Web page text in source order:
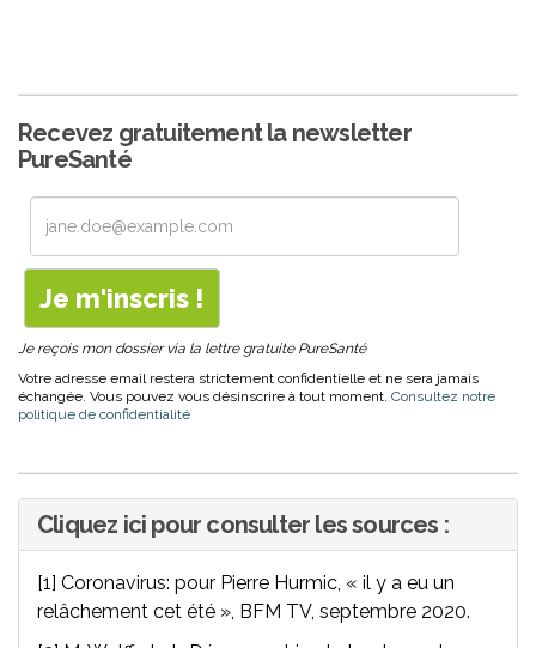
Recevez gratuitement la newsletter
PureSanté
Je reçois mon dossier via la lettre gratuite PureSanté
Votre adresse email restera strictement confidentielle et ne sera jamais
échangée. Vous pouvez vous désinscrire à tout moment. Consultez notre
politique de confidentialité
Cliquez ici pour consulter les sources :
[1] Coronavirus: pour Pierre Hurmic, « il y a eu un
relâchement cet été », BFM TV, septembre 2020.